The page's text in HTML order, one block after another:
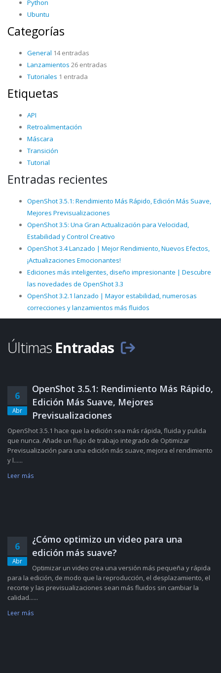
Python
Ubuntu
Categorías
General 14 entradas
Lanzamientos 26 entradas
Tutoriales 1 entrada
Etiquetas
API
Retroalimentación
Máscara
Transición
Tutorial
Entradas recientes
OpenShot 3.5.1: Rendimiento Más Rápido, Edición Más Suave,
Mejores Previsualizaciones
OpenShot 3.5: Una Gran Actualización para Velocidad,
Estabilidad y Control Creativo
OpenShot 3.4 Lanzado | Mejor Rendimiento, Nuevos Efectos,
¡Actualizaciones Emocionantes!
Ediciones más inteligentes, diseño impresionante | Descubre
las novedades de OpenShot 3.3
OpenShot 3.2.1 lanzado | Mayor estabilidad, numerosas
correcciones y lanzamientos más fluidos
Últimas Entradas
6
Abr
OpenShot 3.5.1: Rendimiento Más Rápido,
Edición Más Suave, Mejores
Previsualizaciones
OpenShot 3.5.1 hace que la edición sea más rápida, fluida y pulida
que nunca. Añade un flujo de trabajo integrado de Optimizar
Previsualización para una edición más suave, mejora el rendimiento
y l......
Leer más
6
Abr
¿Cómo optimizo un video para una
edición más suave?
Optimizar un video crea una versión más pequeña y rápida
para la edición, de modo que la reproducción, el desplazamiento, el
recorte y las previsualizaciones sean más fluidos sin cambiar la
calidad......
Leer más